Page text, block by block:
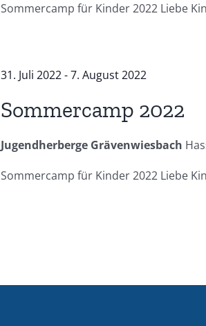
Sommercamp für Kinder 2022 Liebe
31. Juli 2022-7. August 2022
Sommercamp 2022
Jugendherberge Grävenwiesbach
Sommercamp für Kinder 2022 Liebe